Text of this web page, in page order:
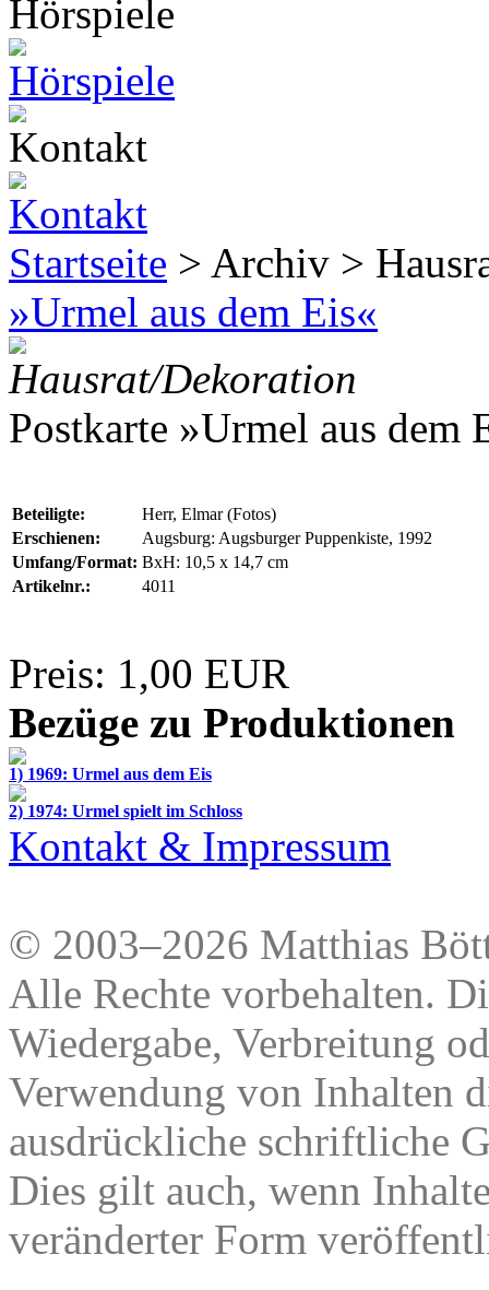
Startseite > Archiv >
»Urmel aus dem Eis«
Hausrat/Dekoration
Postkarte »Urmel aus
Beteiligte:
Herr, Elmar (Fotos)
Erschienen:
Augsburg: Augsburger Puppenkiste, 1992
Umfang/Format: BxH: 10,5 x 14,7 cm
Artikelnr.:
4011
Preis: 1,00 EUR
Bezüge zu Produktionen
1) 1969: Urmel aus dem Eis
2) 1974: Urmel spielt im Schloss
Kontakt & Impressum
© 2003–2026 Matthias
Alle Rechte vorbehalten.
Wiedergabe, Verbreitung
Verwendung von Inhalten
ausdrückliche schriftliche
Dies gilt auch, wenn
veränderter Form